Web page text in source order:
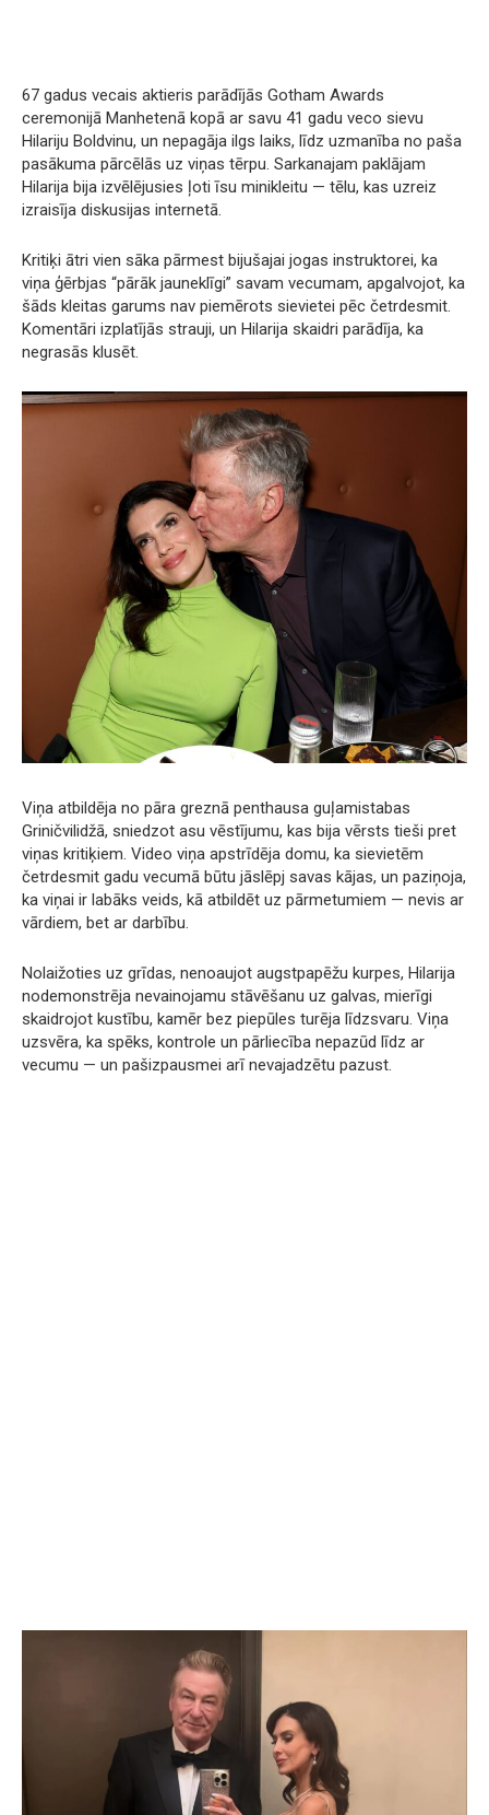
67 gadus vecais aktieris parādījās Gotham Awards
ceremonijā Manhetenā kopā ar savu 41 gadu veco sievu
Hilariju Boldvinu, un nepagāja ilgs laiks, līdz uzmanība no paša
pasākuma pārcēlās uz viņas tērpu. Sarkanajam paklājam
Hilarija bija izvēlējusies ļoti īsu minikleitu — tēlu, kas uzreiz
izraisīja diskusijas internetā.
Kritiķi ātri vien sāka pārmest bijušajai jogas instruktorei, ka
viņa ģērbjas “pārāk jauneklīgi” savam vecumam, apgalvojot, ka
šāds kleitas garums nav piemērots sievietei pēc četrdesmit.
Komentāri izplatījās strauji, un Hilarija skaidri parādīja, ka
negrasās klusēt.
Viņa atbildēja no pāra greznā penthausa guļamistabas
Griničvilidžā, sniedzot asu vēstījumu, kas bija vērsts tieši pret
viņas kritiķiem. Video viņa apstrīdēja domu, ka sievietēm
četrdesmit gadu vecumā būtu jāslēpj savas kājas, un paziņoja,
ka viņai ir labāks veids, kā atbildēt uz pārmetumiem — nevis ar
vārdiem, bet ar darbību.
Nolaižoties uz grīdas, nenoaujot augstpapēžu kurpes, Hilarija
nodemonstrēja nevainojamu stāvēšanu uz galvas, mierīgi
skaidrojot kustību, kamēr bez piepūles turēja līdzsvaru. Viņa
uzsvēra, ka spēks, kontrole un pārliecība nepazūd līdz ar
vecumu — un pašizpausmei arī nevajadzētu pazust.